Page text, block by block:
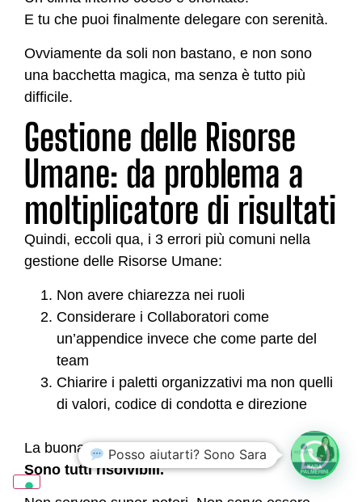
E tu che puoi finalmente delegare con serenità.
Ovviamente da soli non bastano, e non sono
una bacchetta magica, ma senza è tutto più
difficile.
Gestione delle Risorse
Umane: da problema a
moltiplicatore di risultati
Quindi, eccoli qua, i 3 errori più comuni nella
gestione delle Risorse Umane:
Non avere chiarezza nei ruoli
Considerare i Collaboratori come
un’appendice invece che come parte del
team
Chiarire i paletti organizzativi ma non quelli
di valori, codice di condotta e direzione
La buona notizia?
Sono tutti risolvibili.
Posso aiutarti? Sono Sara